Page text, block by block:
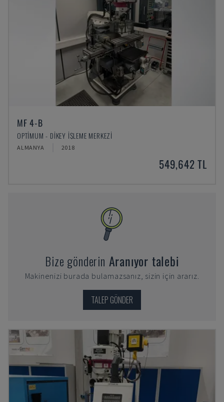
MF 4-B
OPTIMUM - DIKEY İŞLEME MERKEZI
ALMANYA 2018
549,642 TL
Bize gönderin Aranıyor talebi
Makinenizi burada bulamazsanız, sizin için ararız.
TALEP GÖNDER